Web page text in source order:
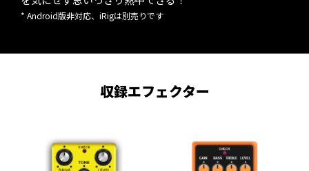
* Android版非対応、iRigは別売りです
収録エフェクター